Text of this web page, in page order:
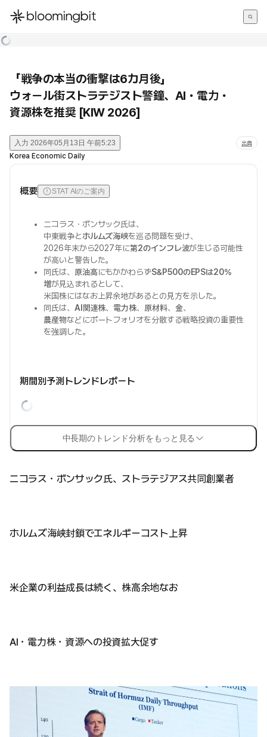
한국어
「戦争の本当の衝撃は6カ月後」
ウォール街ストラテジスト警鐘、AI・電力・
資源株を推奨 [KIW 2026]
入力 2026年05月13日 午前5:23 出典
Korea Economic Daily
概要 STAT AIのご案内
ニコラス・ボンサック氏は、
中東戦争とホルムズ海峡を巡る問題を受け、
2026年末から2027年に第2のインフレ波が生じる可能性
が高いと警告した。
同氏は、 原油高にもかかわらずS&P500のEPSは20%
増が見込まれるとして、
米国株にはなお上昇余地があるとの見方を示した。
同氏は、 AI関連株、 電力株、 原材料、 金、
農産物などにポートフォリオを分散する戦略投資の重要性
を強調した。
期間別予測トレンドレポート
中長期のトレンド分析をもっと見る
ニコラス・ボンサック氏、ストラテジアス共同創業者
ホルムズ海峡封鎖でエネルギーコスト上昇
米企業の利益成長は続く、株高余地なお
AI・電力株・資源への投資拡大促す